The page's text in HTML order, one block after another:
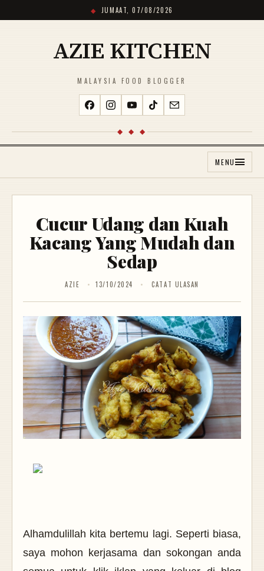
JUMAAT, 07/08/2026
AZIE KITCHEN
MALAYSIA FOOD BLOGGER
◆ ◆ ◆
MENU
Cucur Udang dan Kuah
Kacang Yang Mudah dan
Sedap
AZIE 13/10/2024 CATAT ULASAN
Alhamdulillah kita bertemu lagi. Seperti biasa,
saya mohon kerjasama dan sokongan anda